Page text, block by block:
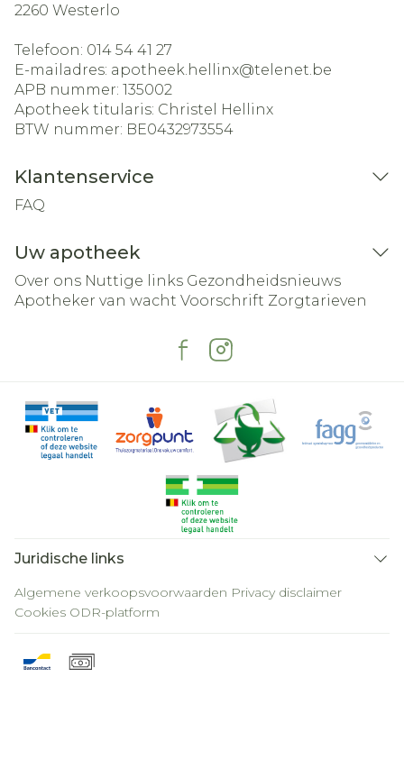
2260 Westerlo
Telefoon: 014 54 41 27
E-mailadres: apotheek.hellinx@telenet.be
APB nummer: 135002
Apotheek titularis: Christel Hellinx
BTW nummer: BE0432973554
Klantenservice
FAQ
Uw apotheek
Over ons Nuttige links Gezondheidsnieuws
Apotheker van wacht Voorschrift Zorgtarieven
Juridische links
Algemene verkoopsvoorwaarden Privacy disclaimer
Cookies ODR-platform